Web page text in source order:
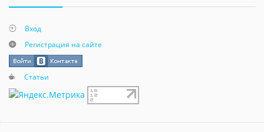
Вход
Регистрация на сайте
Статьи